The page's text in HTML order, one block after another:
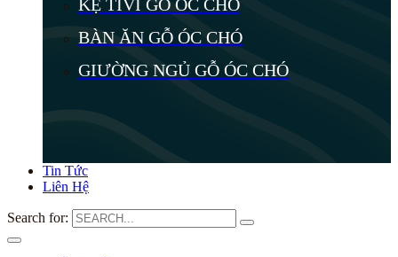
KỆ TIVI GỖ ÓC CHÓ
BÀN ĂN GỖ ÓC CHÓ
GIƯỜNG NGỦ GỖ ÓC CHÓ
Tin Tức
Liên Hệ
Search for: